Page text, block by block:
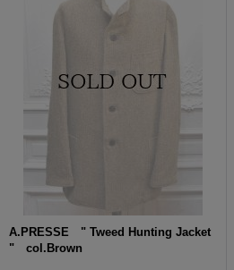
A.PRESSE " Tweed Hunting Jacket
" col.Brown